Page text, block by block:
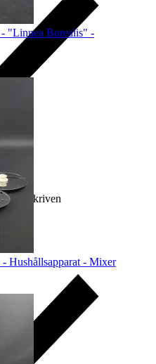
beskriven
- "Linnea Borealis" -
Hushållsapparat - Mixer